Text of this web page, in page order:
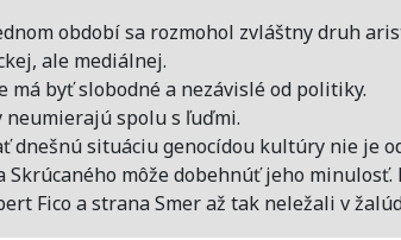
období sa rozmohol zvláštny druh
ale mediálnej.
má byť slobodné a nezávislé od politiky.
neumierajú spolu s ľuďmi.
dnešnú situáciu genocídou kultúry nie je
Skrúcaného môže dobehnúť jeho minulosť.
Fico a strana Smer až tak neležali v